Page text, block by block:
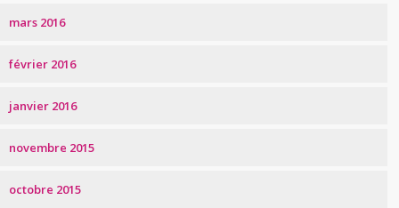
mars 2016
février 2016
janvier 2016
novembre 2015
octobre 2015